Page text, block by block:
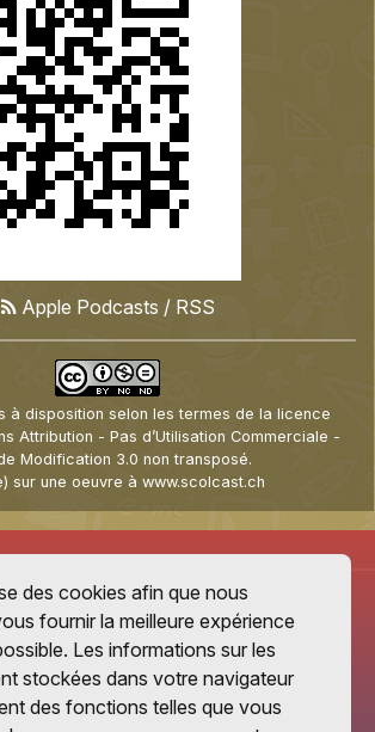
Apple Podcasts / RSS
à disposition selon les termes de la licence
Attribution - Pas d’Utilisation Commerciale -
Modification 3.0 non transposé.
sur une oeuvre à www.scolcast.ch
des cookies afin que nous
fournir la meilleure expérience
Les informations sur les
stockées dans votre navigateur
des fonctions telles que vous